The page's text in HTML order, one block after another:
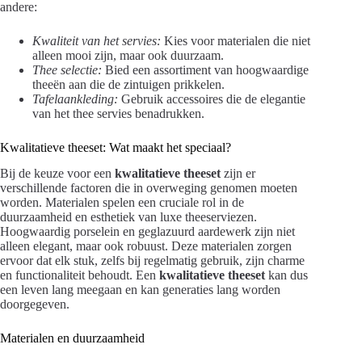
andere:
Kwaliteit van het servies: Kies voor materialen die niet
alleen mooi zijn, maar ook duurzaam.
Thee selectie: Bied een assortiment van hoogwaardige
theeën aan die de zintuigen prikkelen.
Tafelaankleding: Gebruik accessoires die de elegantie
van het thee servies benadrukken.
Kwalitatieve theeset: Wat maakt het speciaal?
Bij de keuze voor een kwalitatieve theeset zijn er
verschillende factoren die in overweging genomen moeten
worden. Materialen spelen een cruciale rol in de
duurzaamheid en esthetiek van luxe theeserviezen.
Hoogwaardig porselein en geglazuurd aardewerk zijn niet
alleen elegant, maar ook robuust. Deze materialen zorgen
ervoor dat elk stuk, zelfs bij regelmatig gebruik, zijn charme
en functionaliteit behoudt. Een kwalitatieve theeset kan dus
een leven lang meegaan en kan generaties lang worden
doorgegeven.
Materialen en duurzaamheid